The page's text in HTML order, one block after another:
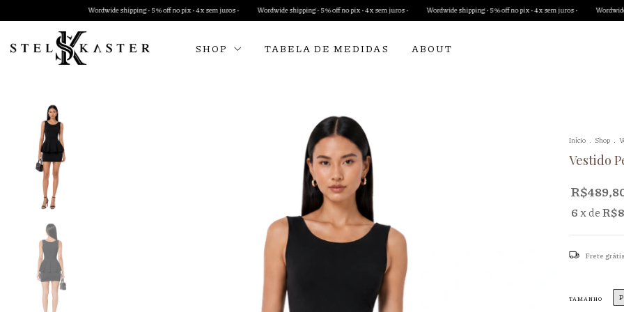
Wordwide shipping • 5% off no pix • 4x sem juros • Wordwide shipping • 5% off no pix • 4x sem juros • Wordwide shipping • 5% off no pix • 4x sem juros • Wordwide shipping • 5%
SHOP TABELA DE MEDIDAS ABOUT
Início . Shop .
Vestido
6x de
Frete grátis
TAMANHO P